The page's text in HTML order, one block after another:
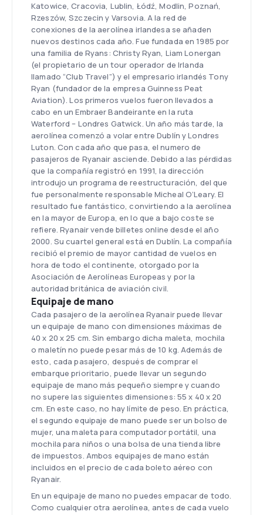
Katowice, Cracovia, Lublin, Łódź, Modlin, Poznań,
Rzeszów, Szczecin y Varsovia. A la red de
conexiones de la aerolínea irlandesa se añaden
nuevos destinos cada año. Fue fundada en 1985 por
una familia de Ryans: Christy Ryan, Liam Lonergan
(el propietario de un tour operador de Irlanda
llamado “Club Travel”) y el empresario irlandés Tony
Ryan (fundador de la empresa Guinness Peat
Aviation). Los primeros vuelos fueron llevados a
cabo en un Embraer Bandeirante en la ruta
Waterford – Londres Gatwick. Un año más tarde, la
aerolínea comenzó a volar entre Dublín y Londres
Luton. Con cada año que pasa, el numero de
pasajeros de Ryanair asciende. Debido a las pérdidas
que la compañía registró en 1991, la dirección
introdujo un programa de reestructuración, del que
fue personalmente responsable Micheal O’Leary. El
resultado fue fantástico, convirtiendo a la aerolínea
en la mayor de Europa, en lo que a bajo coste se
refiere. Ryanair vende billetes online desde el año
2000. Su cuartel general está en Dublín. La compañía
recibió el premio de mayor cantidad de vuelos en
hora de todo el continente, otorgado por la
Asociación de Aerolíneas Europeas y por la
autoridad británica de aviación civil.
Equipaje de mano
Cada pasajero de la aerolínea Ryanair puede llevar
un equipaje de mano con dimensiones máximas de
40 x 20 x 25 cm. Sin embargo dicha maleta, mochila
o maletín no puede pesar más de 10 kg. Además de
esto, cada pasajero, después de comprar el
embarque prioritario, puede llevar un segundo
equipaje de mano más pequeño siempre y cuando
no supere las siguientes dimensiones: 55 x 40 x 20
cm. En este caso, no hay límite de peso. En práctica,
el segundo equipaje de mano puede ser un bolso de
mujer, una maleta para computador portátil, una
mochila para niños o una bolsa de una tienda libre
de impuestos. Ambos equipajes de mano están
incluidos en el precio de cada boleto aéreo con
Ryanair.
En un equipaje de mano no puedes empacar de todo.
Como cualquier otra aerolínea, antes de cada vuelo